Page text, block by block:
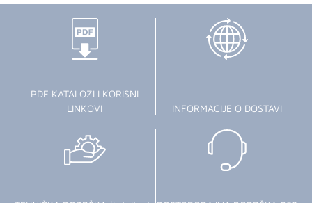
PDF KATALOZI I KORISNI
LINKOVI
INFORMACIJE O DOSTAVI